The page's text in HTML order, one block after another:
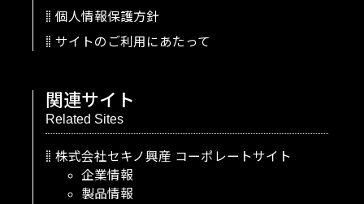
個人情報保護方針
サイトのご利用にあたって
関連サイト
Related Sites
株式会社セキノ興産 コーポレートサイト
企業情報
製品情報